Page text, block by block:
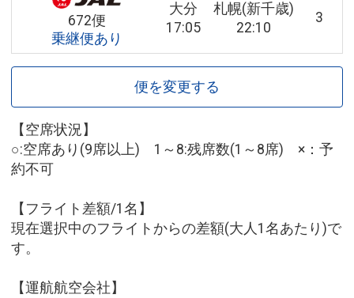
672便
乗継便あり
大分
17:05
札幌(新千歳)
22:10
3
便を変更する
【空席状況】
○:空席あり(9席以上) 1～8:残席数(1～8席) ×：予
約不可
【フライト差額/1名】
現在選択中のフライトからの差額(大人1名あたり)で
す。
【運航航空会社】